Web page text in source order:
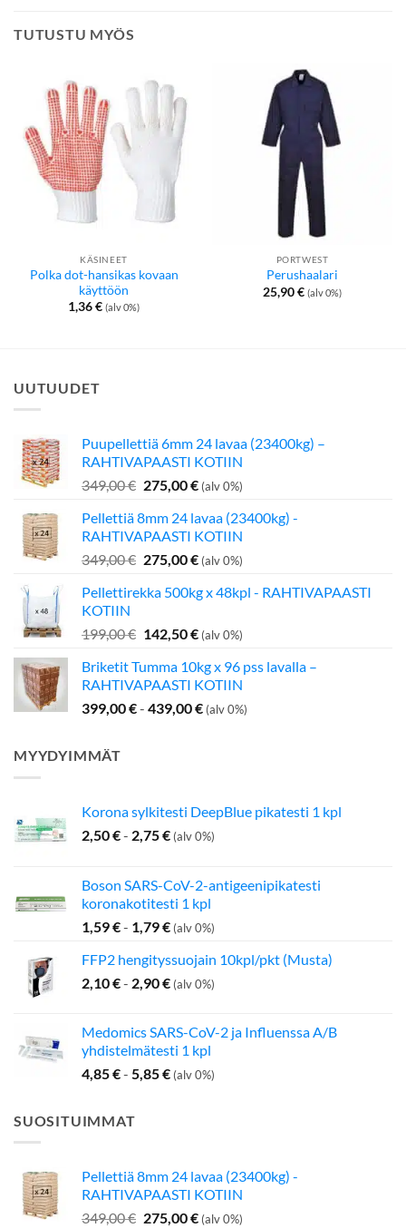
TUTUSTU MYÖS
KÄSINEET
Polka dot-hansikas kovaan
käyttöön
1,36€ (alv 0%)
PORTWEST
Perushaalari
25,90€ (alv 0%)
UUTUUDET
Puupellettiä 6mm 24 lavaa (23400kg) –
RAHTIVAPAASTI KOTIIN
349,00€ Alkuperäinen
oli:
349,00 €.
275,00€Nykyinen
on:
275,00 €.
(alv 0%)
Pellettiä 8mm 24 lavaa (23400kg) -
RAHTIVAPAASTI KOTIIN
349,00€ Alkuperäinen
oli:
275,00€Nykyinen
on:
(alv 0%)
Pellettirekka 500kg x 48kpl - RAHTIVAPAASTI
KOTIIN
199,00€ Alkuperäinen
oli:
199,00 €.
142,50€Nykyinen
on:
142,50 €.
(alv 0%)
Briketit Tumma 10kg x 96 pss lavalla –
RAHTIVAPAASTI KOTIIN
399,00€- 439,00€ (alv 0%)
MYYDYIMMÄT
Korona sylkitesti DeepBlue pikatesti 1 kpl
2,50€- 2,75€ (alv 0%)
Boson SARS-CoV-2-antigeenipikatesti
koronakotitesti 1 kpl
1,59€- 1,79€ (alv 0%)
FFP2 hengityssuojain 10kpl/pkt (Musta)
2,10€- 2,90€ (alv 0%)
Medomics SARS-CoV-2 ja Influenssa A/B
yhdistelmätesti 1 kpl
4,85€- 5,85€ (alv 0%)
SUOSITUIMMAT
Pellettiä 8mm 24 lavaa (23400kg) -
RAHTIVAPAASTI KOTIIN
349,00€ Alkuperäinen
275,00€Nykyinen
(alv 0%)